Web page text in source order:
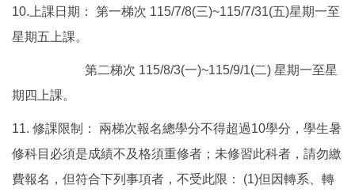
10.上課日期： 第一梯次 115/7/8(三)~115/7/31(五)星期一至
星期五上課。
第二梯次 115/8/3(一)~115/9/1(二) 星期一至星
期四上課。
11. 修課限制： 兩梯次報名總學分不得超過10學分，學生暑
修科目必須是成績不及格須重修者；未修習此科者，請勿繳
費報名，但符合下列事項者，不受此限： (1)但因轉系、轉